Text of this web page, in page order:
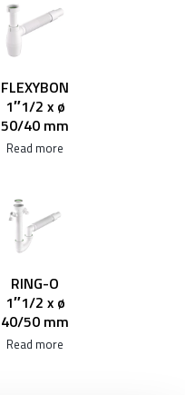
FLEXYBON
1″1/2 x ø
50/40 mm
Read more
RING-O
1″1/2 x ø
40/50 mm
Read more